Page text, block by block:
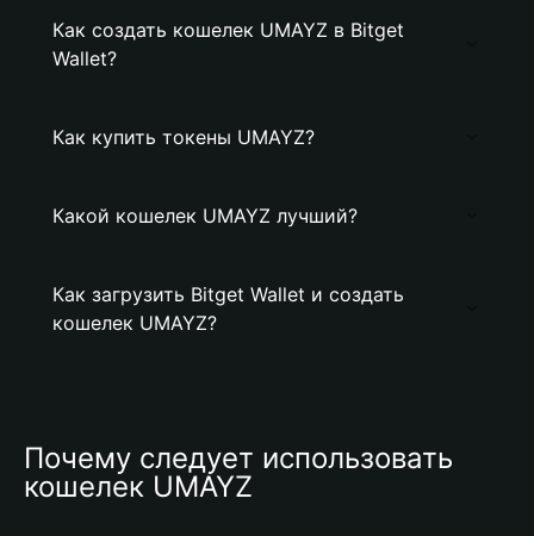
Как создать кошелек UMAYZ в Bitget
Wallet?
Как купить токены UMAYZ?
Какой кошелек UMAYZ лучший?
Как загрузить Bitget Wallet и создать
кошелек UMAYZ?
Почему следует использовать
кошелек UMAYZ